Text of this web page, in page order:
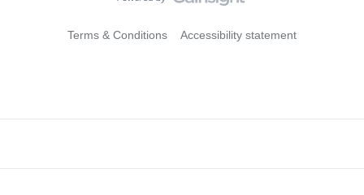
Terms & Conditions Accessibility statement